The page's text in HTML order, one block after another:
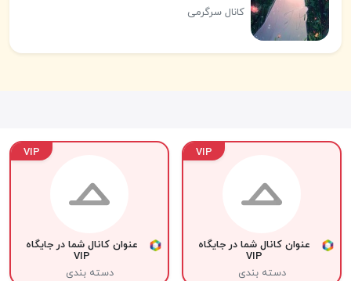
کانال سرگرمی
VIP
عنوان کانال شما در جایگاه
VIP
دسته بندی
VIP
عنوان کانال شما در جایگاه
VIP
دسته بندی